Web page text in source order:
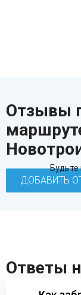
Отзывы
Будьте
ДОБАВИТЬ
Ответы